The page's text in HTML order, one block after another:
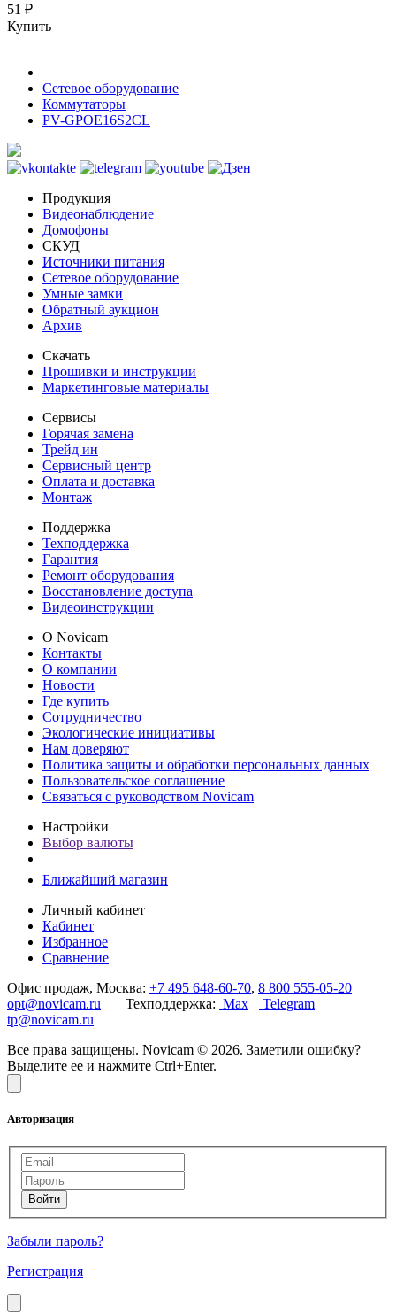
51 ₽
Купить
Сетевое оборудование
Коммутаторы
PV-GPOE16S2CL
Продукция
Видеонаблюдение
Домофоны
СКУД
Источники питания
Сетевое оборудование
Умные замки
Обратный аукцион
Архив
Скачать
Прошивки и инструкции
Маркетинговые материалы
Сервисы
Горячая замена
Трейд ин
Сервисный центр
Оплата и доставка
Монтаж
Поддержка
Техподдержка
Гарантия
Ремонт оборудования
Восстановление доступа
Видеоинструкции
О Novicam
Контакты
О компании
Новости
Где купить
Сотрудничество
Экологические инициативы
Нам доверяют
Политика защиты и обработки персональных данных
Пользовательское соглашение
Связаться с руководством Novicam
Настройки
Выбор валюты
Ближайший магазин
Личный кабинет
Кабинет
Избранное
Сравнение
Офис продаж, Москва: +7 495 648-60-70, 8 800 555-05-20
opt@novicam.ru Техподдержка: Max
Telegram
tp@novicam.ru
Все права защищены. Novicam © 2026. Заметили ошибку?
Выделите ее и нажмите Ctrl+Enter.
Авторизация
Забыли пароль?
Регистрация